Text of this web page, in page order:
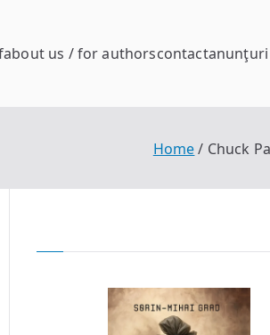
about us / for authorscontactanunţuri
Home Chuck